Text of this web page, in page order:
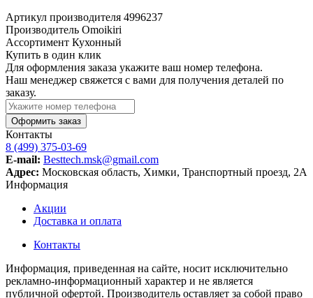
Артикул производителя 4996237
Производитель Omoikiri
Ассортимент Кухонный
Купить в один клик
Для оформления заказа укажите ваш номер телефона.
Наш менеджер свяжется с вами для получения деталей по
заказу.
Оформить заказ
Контакты
8 (499) 375-03-69
E-mail: Besttech.msk@gmail.com
Адрес: Московская область, Химки, Транспортный проезд, 2А
Информация
Акции
Доставка и оплата
Контакты
Информация, приведенная на сайте, носит исключительно
рекламно-информационный характер и не является
публичной офертой. Производитель оставляет за собой право